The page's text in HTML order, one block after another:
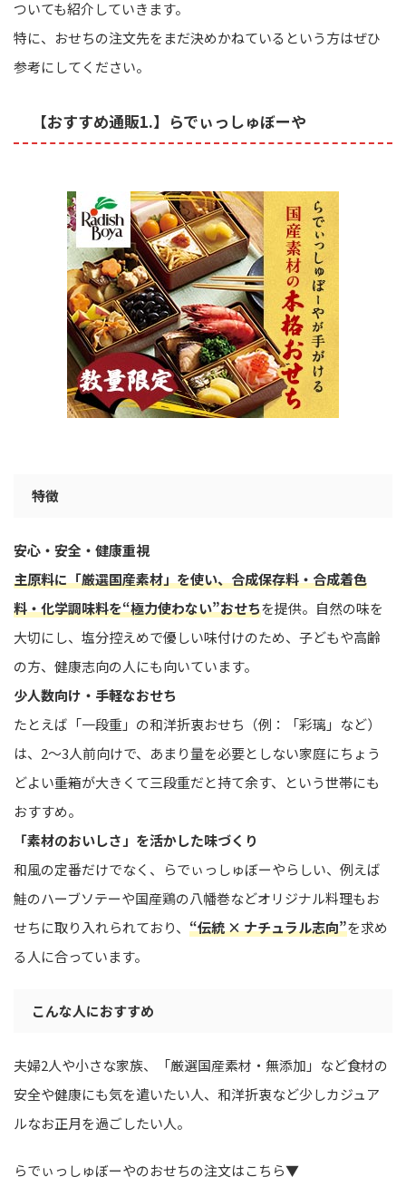
ついても紹介していきます。
特に、おせちの注文先をまだ決めかねているという方はぜひ
参考にしてください。
【おすすめ通販1.】らでぃっしゅぼーや
特徴
安心・安全・健康重視
主原料に「厳選国産素材」を使い、合成保存料・合成着色
料・化学調味料を“極力使わない”おせちを提供。自然の味を
大切にし、塩分控えめで優しい味付けのため、子どもや高齢
の方、健康志向の人にも向いています。
少人数向け・手軽なおせち
たとえば「一段重」の和洋折衷おせち（例：「彩璃」など）
は、2〜3人前向けで、あまり量を必要としない家庭にちょう
どよい――重箱が大きくて三段重だと持て余す、という世帯にも
おすすめ。
「素材のおいしさ」を活かした味づくり
和風の定番だけでなく、らでぃっしゅぼーやらしい、例えば
鮭のハーブソテーや国産鶏の八幡巻などオリジナル料理もお
せちに取り入れられており、 “伝統 × ナチュラル志向”を求め
る人に合っています。
こんな人におすすめ
夫婦2人や小さな家族、「厳選国産素材・無添加」など食材の
安全や健康にも気を遣いたい人、和洋折衷など少しカジュア
ルなお正月を過ごしたい人。
らでぃっしゅぼーやのおせちの注文はこちら▼